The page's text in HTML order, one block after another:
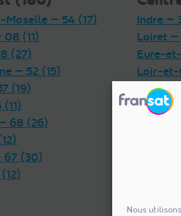
Nous
Moselle — 54 (17)
(11)
(27)
— 52 (15)
(19)
68 (26)
67 (30)
Indre —
Loiret —
Eure-
Loir-et-
Indre-
Cher —